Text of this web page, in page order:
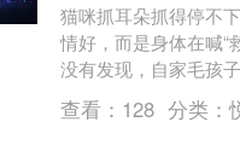
猫咪抓耳朵抓得停不
情好，而是身体在喊“
没有发现，自家毛孩
拉肚子，或者吃得少
小事，十有八九....
查看： 128 分类：